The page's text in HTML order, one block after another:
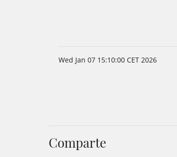
Wed Jan 07 15:10:00 CET 2026
Comparte